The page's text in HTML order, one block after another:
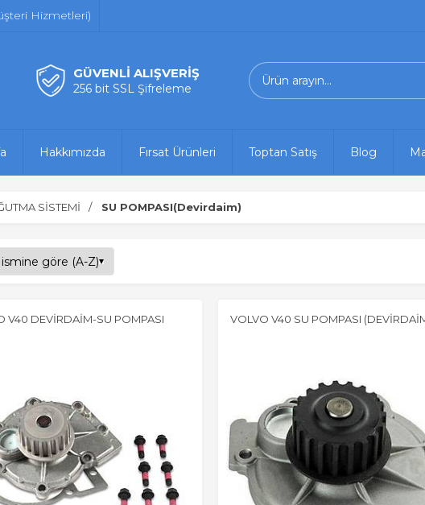
Hizmetleri)
GÜVENLİ ALIŞVERİŞ
256 bit SSL Şifreleme
Hakkımızda Fırsat Ürünleri Toptan Satış Blog
SİSTEMİ SU POMPASI(Devirdaim)
V40 DEVİRDAİM-SU POMPASI VOLVO V40 SU POMPASI